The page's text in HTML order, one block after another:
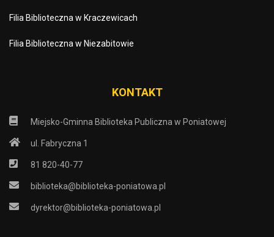
Filia Biblioteczna w Kraczewicach
Filia Biblioteczna w Niezabitowie
KONTAKT
Miejsko-Gminna Biblioteka Publiczna w Poniatowej
ul. Fabryczna 1
81 820-40-77
biblioteka@biblioteka-poniatowa.pl
dyrektor@biblioteka-poniatowa.pl